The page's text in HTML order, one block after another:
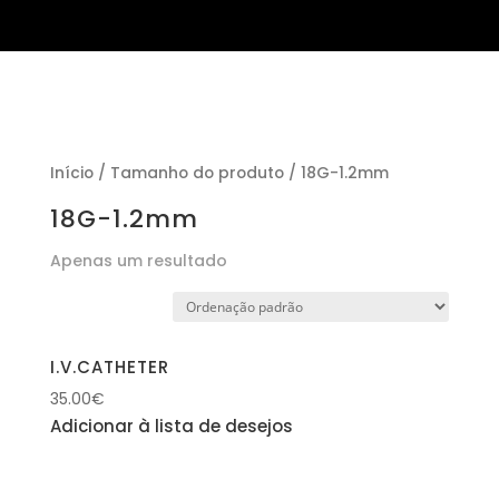
Início/ Tamanho do produto / 18G-1.2mm
18G-1.2mm
Apenas um resultado
I.V.CATHETER
35.00€
Adicionar à lista de desejos